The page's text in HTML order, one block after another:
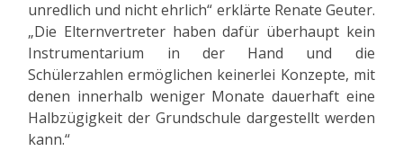
unredlich und nicht ehrlich“ erklärte Renate Geuter.
„Die Elternvertreter haben dafür überhaupt kein
Instrumentarium in der Hand und die
Schülerzahlen ermöglichen keinerlei Konzepte, mit
denen innerhalb weniger Monate dauerhaft eine
Halbzügigkeit der Grundschule dargestellt werden
kann.“